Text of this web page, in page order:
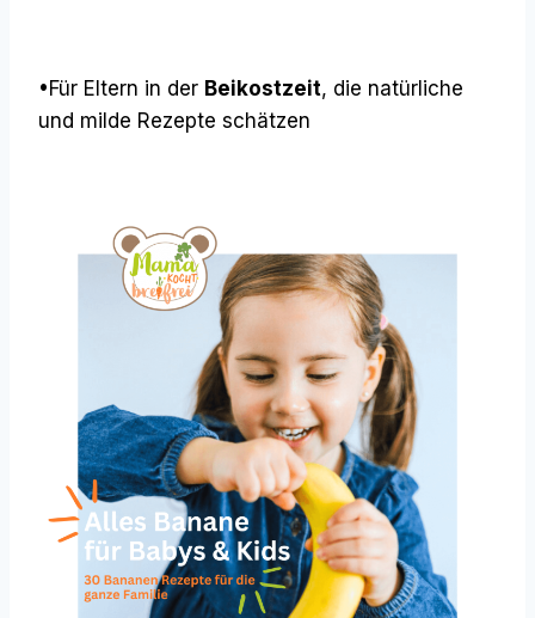
•Für Eltern in der Beikostzeit, die natürliche
und milde Rezepte schätzen